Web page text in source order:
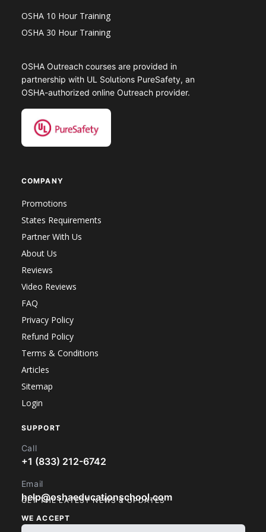
OSHA 10 Hour Training
OSHA 30 Hour Training
OSHA Outreach courses are provided in
partnership with UL Solutions PureSafety, an
OSHA-authorized online Outreach provider.
COMPANY
Promotions
States Requirements
Partner With Us
About Us
Reviews
Video Reviews
FAQ
Privacy Policy
Refund Policy
Terms & Conditions
Articles
Sitemap
Login
SUPPORT
Call
+1 (833) 212-6742
Email
help@oshaeducationschool.com
WE ACCEPT
GET THE LATEST NEWS & UPDATES